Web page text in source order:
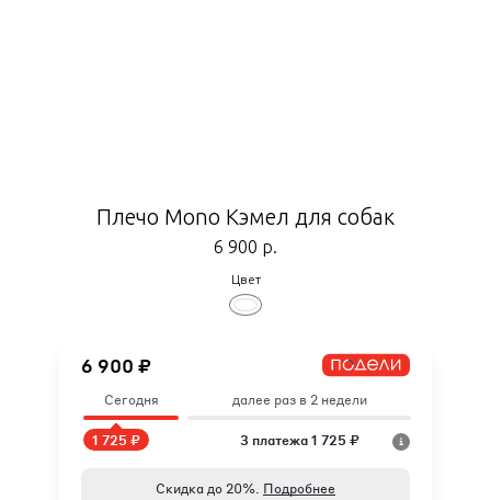
Плечо Mono Кэмел для собак
6 900 р.
Цвет
6 900 ₽
Сегодня
1 725 ₽
далее раз в 2 недели
3 платежа 1 725 ₽
Скидка до 20%. Подробнее